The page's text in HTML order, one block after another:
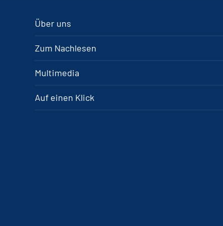
Über uns
Zum Nachlesen
Multimedia
Auf einen Klick